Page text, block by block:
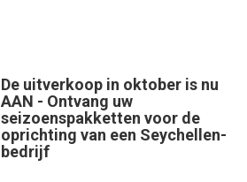
De uitverkoop in oktober is nu
AAN - Ontvang uw
seizoenspakketten voor de
oprichting van een Seychellen-
bedrijf